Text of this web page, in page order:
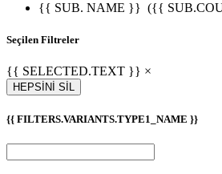
{{ SUB. NAME }} ({{
Seçilen Filtreler
{{ SELECTED.TEXT }} ×
HEPSİNİ SİL
{{ FILTERS.VARIANTS.TYPE1_NAME }}